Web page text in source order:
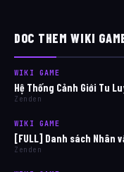
DOC THEM WIKI
WIKI GAME
Hệ Thống Cảnh Giới Tu
Zenden
WIKI GAME
[FULL] Danh sách Nhân
Zenden